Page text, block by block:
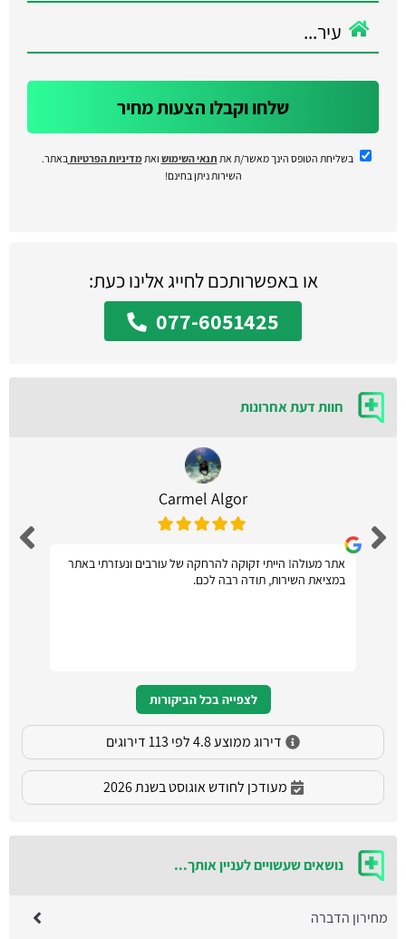
שלחו וקבלו הצעות מחיר
בשליחת הטופס הינך מאשר/ת את תנאי השימוש ואתמדיניות הפרטיותבאתר.
השירות ניתן בחינם!
או באפשרותכם לחייג אלינו כעת:
077-6051425
חוות דעת אחרונות
Carmel Algor
אתר מעולה! הייתי זקוקה להרחקה של עורבים ונעזרתי באתר
במציאת השירות, תודה רבה לכם.
לצפייה בכל הביקורות
דירוג ממוצע 4.8 לפי 113 דירוגים
מעודכן לחודש אוגוסט בשנת 2026
נושאים שעשויים לעניין אותך...
מחירון הדברה